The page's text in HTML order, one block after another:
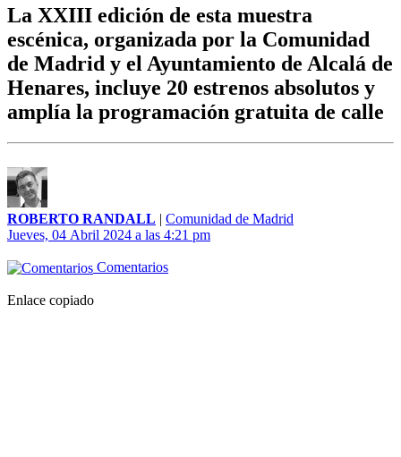
La XXIII edición de esta muestra
escénica, organizada por la Comunidad
de Madrid y el Ayuntamiento de Alcalá de
Henares, incluye 20 estrenos absolutos y
amplía la programación gratuita de calle
ROBERTO RANDALL | Comunidad de Madrid
Jueves, 04 Abril 2024 a las 4:21 pm
Comentarios
Enlace copiado